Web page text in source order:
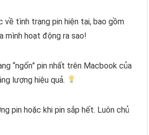
tình trạng pin hiện tại, bao gồm
mình hoạt động ra sao!
“ngốn” pin nhất trên Macbook của
lượng hiệu quả.
pin hoặc khi pin sắp hết. Luôn chủ